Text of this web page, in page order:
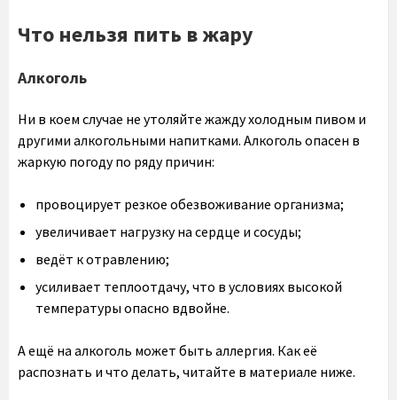
Что нельзя пить в жару
Алкоголь
Ни в коем случае не утоляйте жажду холодным пивом и
другими алкогольными напитками. Алкоголь опасен в
жаркую погоду по ряду причин:
провоцирует резкое обезвоживание организма;
увеличивает нагрузку на сердце и сосуды;
ведёт к отравлению;
усиливает теплоотдачу, что в условиях высокой
температуры опасно вдвойне.
А ещё на алкоголь может быть аллергия. Как её
распознать и что делать, читайте в материале ниже.